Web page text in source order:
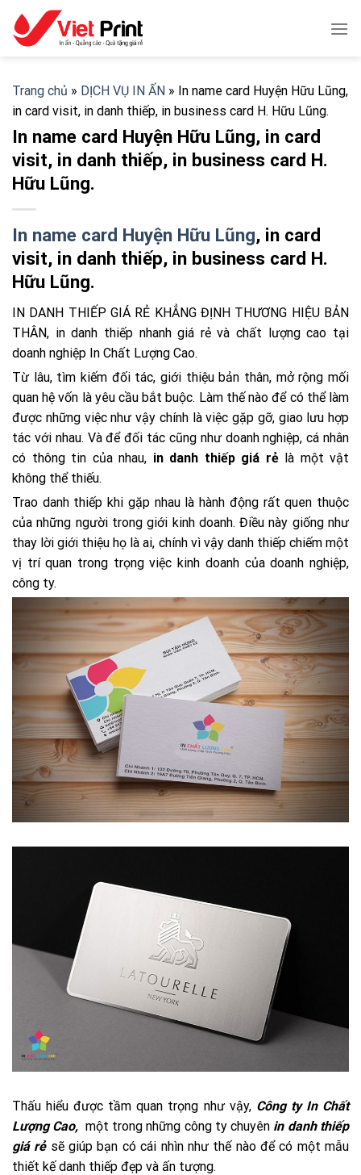
content
Trang chủ » DỊCH VỤ IN ẤN » In name card Huyện Hữu Lũng,
in card visit, in danh thiếp, in business card H. Hữu Lũng.
In name card Huyện Hữu Lũng, in card
visit, in danh thiếp, in business card H.
Hữu Lũng.
In name card Huyện Hữu Lũng, in card
visit, in danh thiếp, in business card H.
Hữu Lũng.
IN DANH THIẾP GIÁ RẺ KHẲNG ĐỊNH THƯƠNG HIỆU BẢN
THÂN, in danh thiếp nhanh giá rẻ và chất lượng cao tại
doanh nghiệp In Chất Lượng Cao.
Từ lâu, tìm kiếm đối tác, giới thiệu bản thân, mở rộng mối
quan hệ vốn là yêu cầu bắt buộc. Làm thế nào để có thể làm
được những việc như vậy chính là việc gặp gỡ, giao lưu hợp
tác với nhau. Và để đối tác cũng như doanh nghiệp, cá nhân
có thông tin của nhau, in danh thiếp giá rẻlà một vật
không thể thiếu.
Trao danh thiếp khi gặp nhau là hành động rất quen thuộc
của những người trong giới kinh doanh. Điều này giống như
thay lời giới thiệu họ là ai, chính vì vậy danh thiếp chiếm một
vị trí quan trong trọng việc kinh doanh của doanh nghiệp,
công ty.
Thấu hiểu được tầm quan trọng như vậy,Công ty In Chất
Lượng Cao, một trong những công ty chuyên in danh thiếp
giá rẻ sẽ giúp bạn có cái nhìn như thế nào để có một mẫu
thiết kế danh thiếp đẹp và ấn tượng.